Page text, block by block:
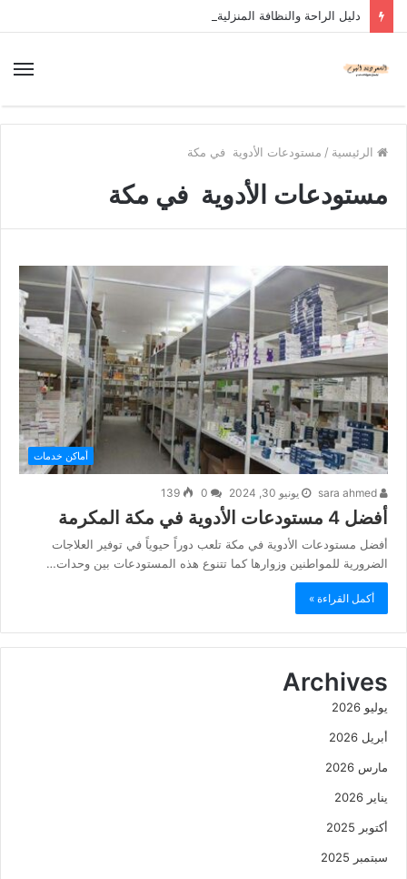
دليل الراحة والنظافة المنزلية
الرئيسية / مستودعات الأدوية في مكة
مستودعات الأدوية في مكة
أماكن خدمات
يونيو 30, 2024 139
أفضل 4 مستودعات الأدوية في مكة المكرمة
أفضل مستودعات الأدوية في مكة تلعب دوراً حيوياً في توفير العلاجات
الضرورية للمواطنين وزوارها كما تتنوع هذه المستودعات بين وحدات…
أكمل القراءة »
Archives
يوليو 2026
أبريل 2026
مارس 2026
يناير 2026
أكتوبر 2025
سبتمبر 2025